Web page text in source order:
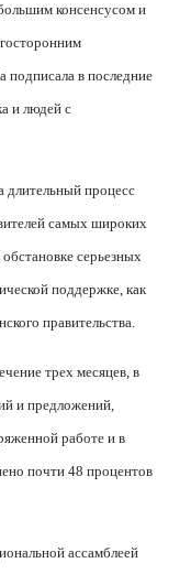
консенсусом и
в последние
и людей с
длительный процесс
самых широких
серьезных
поддержке, как
правительства.
трех месяцев, в
и предложений,
работе и в
почти 48 процентов
ассамблеей